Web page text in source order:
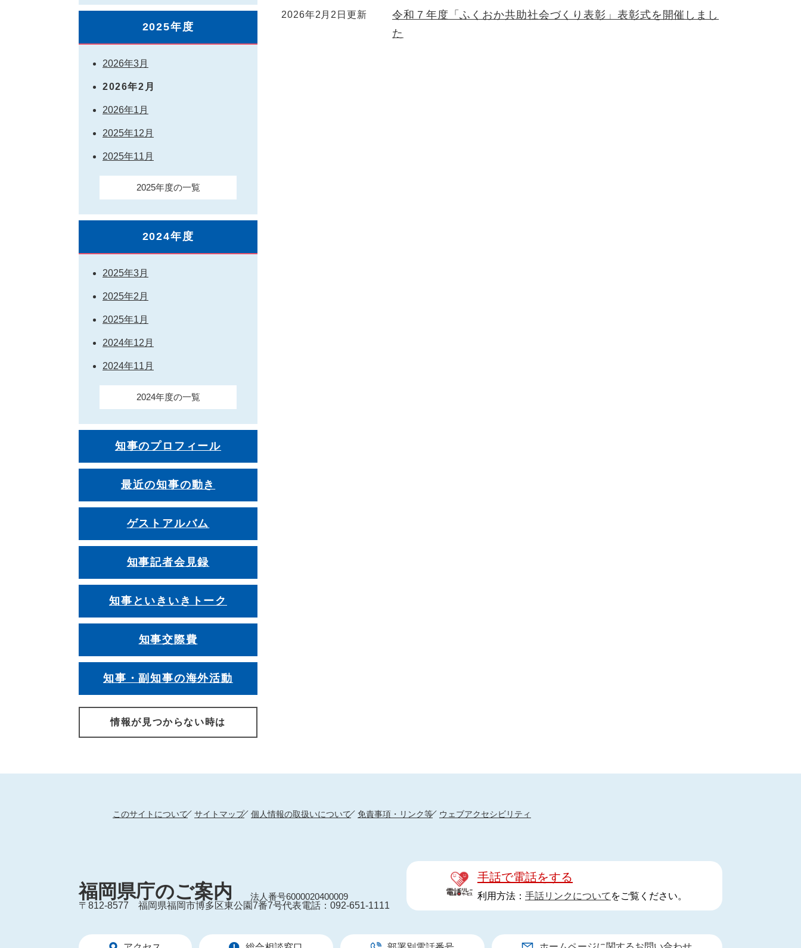
2026年2月2日更新
令和７年度「ふくおか共助社会づくり表彰」表彰式を開催しまし
た
2025年度
2026年3月
2026年2月
2026年1月
2025年12月
2025年11月
2025年度の一覧
2024年度
2025年3月
2025年2月
2025年1月
2024年12月
2024年11月
2024年度の一覧
知事のプロフィール
最近の知事の動き
ゲストアルバム
知事記者会見録
知事といきいきトーク
知事交際費
知事・副知事の海外活動
情報が見つからない時は
このサイトについて サイトマップ 個人情報の取扱いについて 免責事項・リンク等 ウェブアクセシビリティ
福岡県庁のご案内
法人番号6000020400009
〒812-8577
福岡県福岡市博多区東公園7番7号代表電話：092-651-1111
手話で電話をする
利用方法： 手話リンクについて をご覧ください。